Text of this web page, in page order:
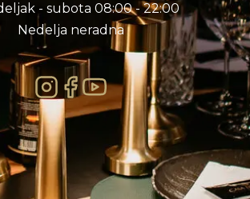
- subota 08:00 - 22:00
Nedelja neradna